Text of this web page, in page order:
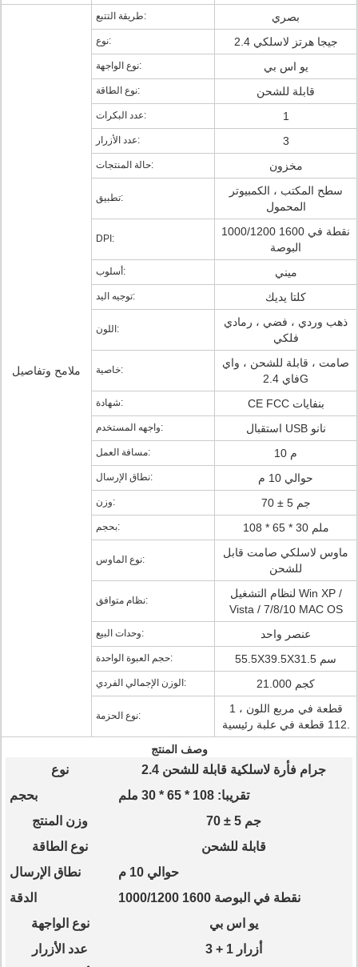
ملامح وتفاصيل
طريقة التتبع: بصري
نوع: 2.4 جيجا هرتز لاسلكي
نوع الواجهة: يو اس بي
نوع الطاقة: قابلة للشحن
عدد البكرات: 1
عدد الأزرار: 3
حالة المنتجات: مخزون
تطبيق:
سطح المكتب ، الكمبيوتر
المحمول
DPI:
1000/1200 1600 نقطة في
البوصة
أسلوب: ميني
توجيه اليد: كلتا يديك
اللون:
ذهب وردي ، فضي ، رمادي
فلكي
خاصية:
صامت ، قابلة للشحن ، واي
فاي 2.4G
شهادة: CE FCC بنفايات
واجهه المستخدم: استقبال USB نانو
مسافة العمل: 10 م
نطاق الإرسال: حوالي 10 م
وزن: 70 ± 5 جم
بحجم: 108 * 65 * 30 ملم
نوع الماوس:
ماوس لاسلكي صامت قابل
للشحن
نظام متوافق:
لنظام التشغيل Win XP /
Vista / 7/8/10 MAC OS
وحدات البيع: عنصر واحد
حجم العبوة الواحدة: 55.5X39.5X31.5 سم
الوزن الإجمالي الفردي: 21.000 كجم
نوع الحزمة:
1 قطعة في مربع اللون ،
وصف المنتج
نوع
2.4 جرام فأرة لاسلكية قابلة للشحن
بحجم
تقريبا: 108 * 65 * 30 ملم
وزن المنتج
70 ± 5 جم
نوع الطاقة
قابلة للشحن
نطاق الإرسال
حوالي 10 م
الدقة
1000/1200 1600 نقطة في البوصة
نوع الواجهة
يو اس بي
عدد الأزرار
3 + 1 أزرار